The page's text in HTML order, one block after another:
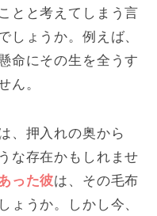
とと考えてしまう言
しょうか。例えば、
命にその生を全うす
ん。
、押入れの奥から
な存在かもしれませ
った彼は、その毛布
ょうか。しかし今、